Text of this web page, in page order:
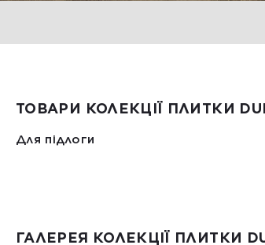
ТОВАРИ КОЛЕКЦІЇ ПЛИТКИ
Для підлоги
ГАЛЕРЕЯ КОЛЕКЦІЇ ПЛИТКИ